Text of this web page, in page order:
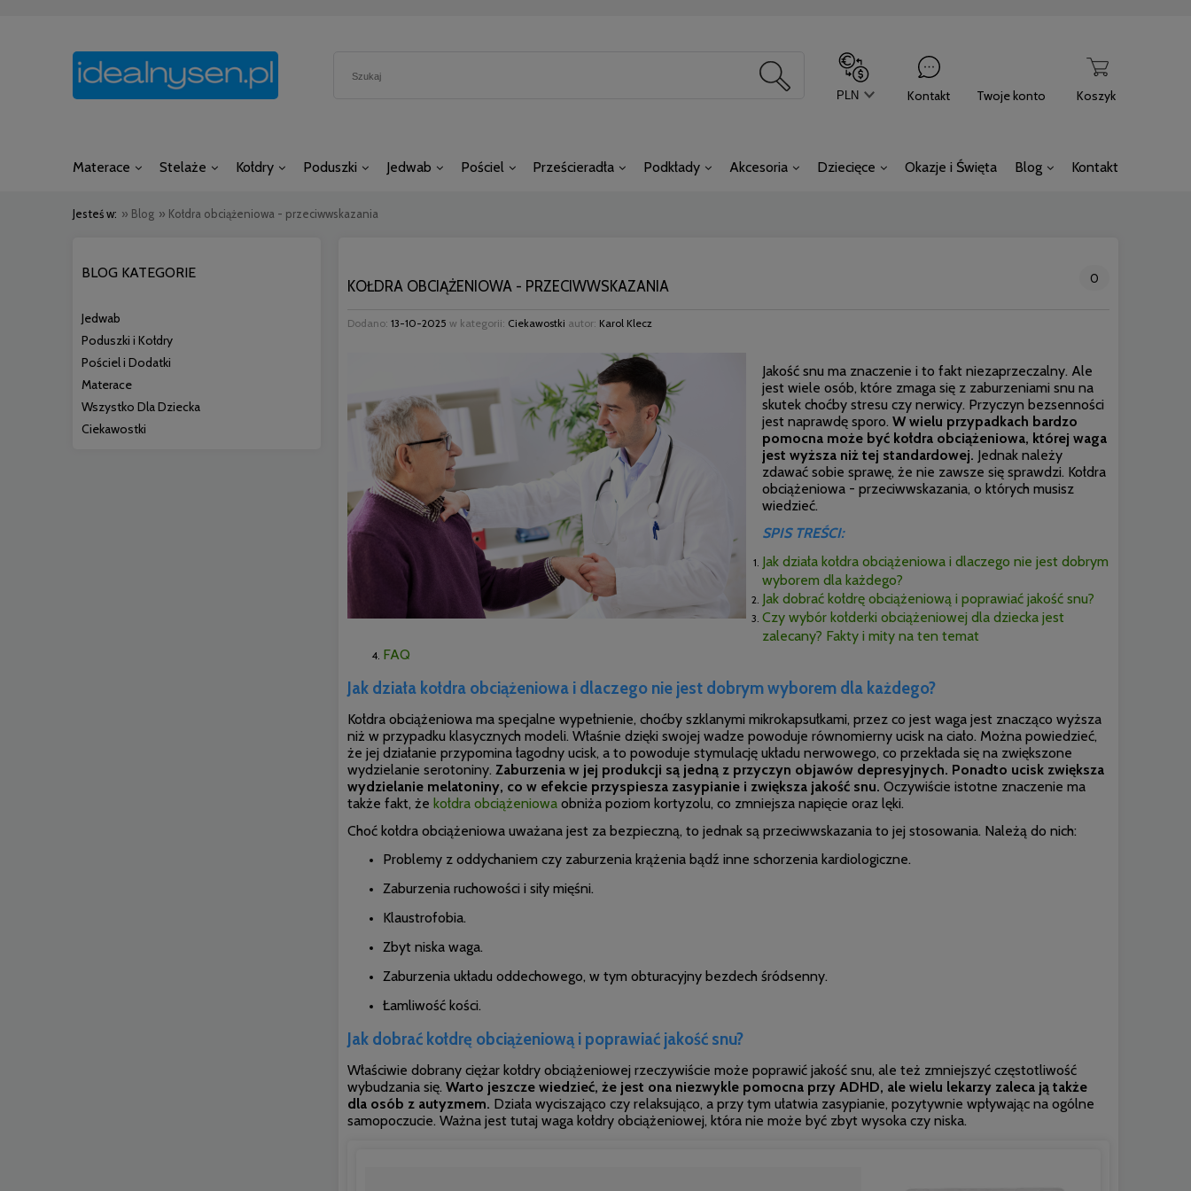
Koszyk
Kontakt Twoje konto
Materace Stelaże Kołdry Poduszki Jedwab Pościel Prześcieradła Podkłady Akcesoria Dziecięce Okazje i Święta Blog Kontakt
Jesteś w: » Blog » Kołdra obciążeniowa - przeciwwskazania
BLOG KATEGORIE
Jedwab
Poduszki i Kołdry
Pościel i Dodatki
Materace
Wszystko Dla Dziecka
Ciekawostki
KOŁDRA OBCIĄŻENIOWA - PRZECIWWSKAZANIA 0
Dodano: 13-10-2025 w kategorii: Ciekawostki autor: Karol Klecz
Jakość snu ma znaczenie i to fakt niezaprzeczalny. Ale
jest wiele osób, które zmaga się z zaburzeniami snu na
skutek choćby stresu czy nerwicy. Przyczyn bezsenności
jest naprawdę sporo. W wielu przypadkach bardzo
pomocna może być kołdra obciążeniowa, której waga
jest wyższa niż tej standardowej. Jednak należy
zdawać sobie sprawę, że nie zawsze się sprawdzi. Kołdra
obciążeniowa - przeciwwskazania, o których musisz
wiedzieć.
SPIS TREŚCI:
Jak działa kołdra obciążeniowa i dlaczego nie jest dobrym
wyborem dla każdego?
Jak dobrać kołdrę obciążeniową i poprawiać jakość snu?
Czy wybór kołderki obciążeniowej dla dziecka jest
zalecany? Fakty i mity na ten temat
FAQ
Jak działa kołdra obciążeniowa i dlaczego nie jest dobrym wyborem dla każdego?
Kołdra obciążeniowa ma specjalne wypełnienie, choćby szklanymi mikrokapsułkami, przez co jest waga jest znacząco wyższa
niż w przypadku klasycznych modeli. Właśnie dzięki swojej wadze powoduje równomierny ucisk na ciało. Można powiedzieć,
że jej działanie przypomina łagodny ucisk, a to powoduje stymulację układu nerwowego, co przekłada się na zwiększone
wydzielanie serotoniny. Zaburzenia w jej produkcji są jedną z przyczyn objawów depresyjnych. Ponadto ucisk zwiększa
wydzielanie melatoniny, co w efekcie przyspiesza zasypianie i zwiększa jakość snu. Oczywiście istotne znaczenie ma
także fakt, że kołdra obciążeniowa obniża poziom kortyzolu, co zmniejsza napięcie oraz lęki.
Choć kołdra obciążeniowa uważana jest za bezpieczną, to jednak są przeciwwskazania to jej stosowania. Należą do nich:
Problemy z oddychaniem czy zaburzenia krążenia bądź inne schorzenia kardiologiczne.
Zaburzenia ruchowości i siły mięśni.
Klaustrofobia.
Zbyt niska waga.
Zaburzenia układu oddechowego, w tym obturacyjny bezdech śródsenny.
Łamliwość kości.
Jak dobrać kołdrę obciążeniową i poprawiać jakość snu?
Właściwie dobrany ciężar kołdry obciążeniowej rzeczywiście może poprawić jakość snu, ale też zmniejszyć częstotliwość
wybudzania się. Warto jeszcze wiedzieć, że jest ona niezwykle pomocna przy ADHD, ale wielu lekarzy zaleca ją także
dla osób z autyzmem. Działa wyciszająco czy relaksująco, a przy tym ułatwia zasypianie, pozytywnie wpływając na ogólne
samopoczucie. Ważna jest tutaj waga kołdry obciążeniowej, która nie może być zbyt wysoka czy niska.